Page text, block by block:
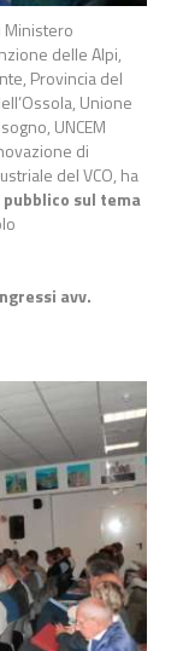
Ministero
delle Alpi,
Provincia del
Unione
UNCEM
di
del VCO, ha
sul tema
avv.